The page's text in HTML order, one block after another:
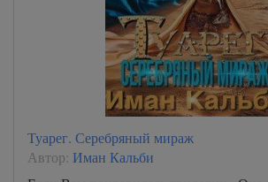
Туарег. Серебряный мираж
Автор: Иман Кальби